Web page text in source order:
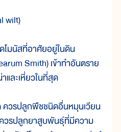
wilt)
มนัสที่อาศัยอยู่ในดิน
Smith) เข้าทำอันตราย
และเหี่ยวในที่สุด
รปลูกพืชชนิดอื่นหมุนเวียน
วรปลูกยาสูบพันธุ์ที่มีความ